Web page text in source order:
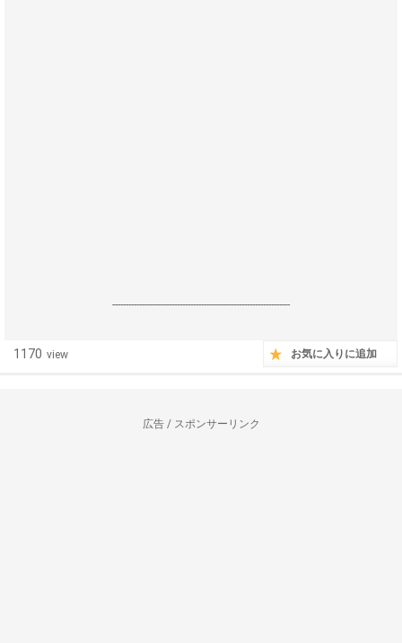
------------------------------------------------------------------
1170 view お気に入りに追加
広告 / スポンサーリンク